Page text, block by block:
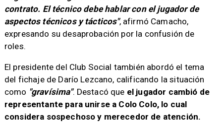
contrato. El técnico debe hablar con el jugador de
aspectos técnicos y tácticos", afirmó Camacho,
expresando su desaprobación por la confusión de
roles.
El presidente del Club Social también abordó el tema
del fichaje de Darío Lezcano, calificando la situación
como "gravísima". Destacó que el jugador cambió de
representante para unirse a Colo Colo, lo cual
considera sospechoso y merecedor de atención.